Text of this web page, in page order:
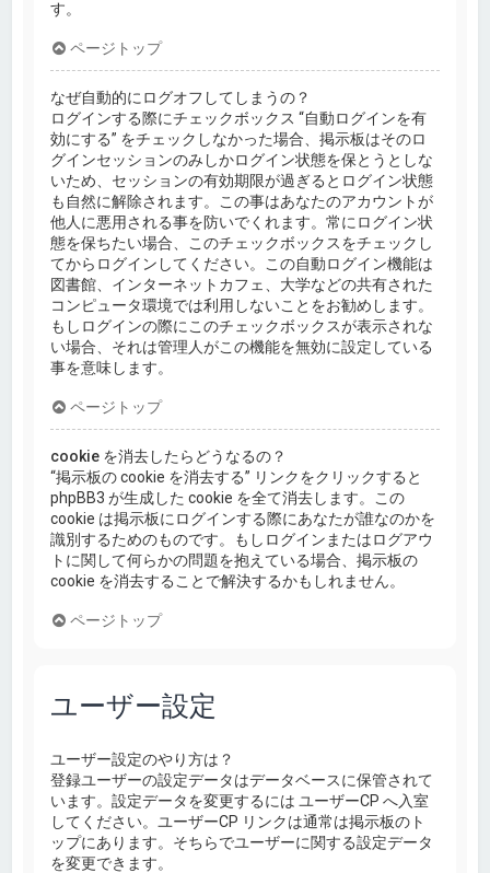
す。
ページトップ
なぜ自動的にログオフしてしまうの？
ログインする際にチェックボックス “自動ログインを有
効にする” をチェックしなかった場合、掲示板はそのロ
グインセッションのみしかログイン状態を保とうとしな
いため、セッションの有効期限が過ぎるとログイン状態
も自然に解除されます。この事はあなたのアカウントが
他人に悪用される事を防いでくれます。常にログイン状
態を保ちたい場合、このチェックボックスをチェックし
てからログインしてください。この自動ログイン機能は
図書館、インターネットカフェ、大学などの共有された
コンピュータ環境では利用しないことをお勧めします。
もしログインの際にこのチェックボックスが表示されな
い場合、それは管理人がこの機能を無効に設定している
事を意味します。
ページトップ
cookie を消去したらどうなるの？
“掲示板の cookie を消去する” リンクをクリックすると
phpBB3 が生成した cookie を全て消去します。この
cookie は掲示板にログインする際にあなたが誰なのかを
識別するためのものです。もしログインまたはログアウ
トに関して何らかの問題を抱えている場合、掲示板の
cookie を消去することで解決するかもしれません。
ページトップ
ユーザー設定
ユーザー設定のやり方は？
登録ユーザーの設定データはデータベースに保管されて
います。設定データを変更するには ユーザーCP へ入室
してください。ユーザーCP リンクは通常は掲示板のト
ップにあります。そちらでユーザーに関する設定データ
を変更できます。